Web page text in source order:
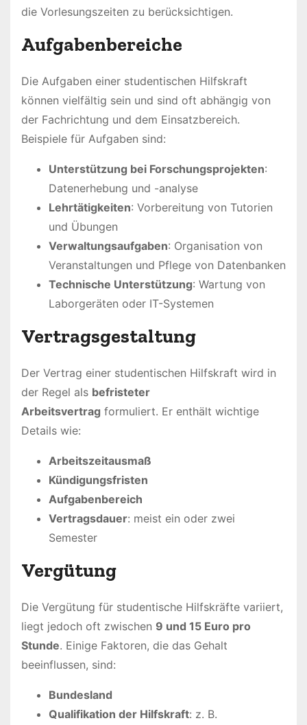
die Vorlesungszeiten zu berücksichtigen.
Aufgabenbereiche
Die Aufgaben einer studentischen Hilfskraft
können vielfältig sein und sind oft abhängig von
der Fachrichtung und dem Einsatzbereich.
Beispiele für Aufgaben sind:
Unterstützung bei Forschungsprojekten:
Datenerhebung und -analyse
Lehrtätigkeiten: Vorbereitung von Tutorien
und Übungen
Verwaltungsaufgaben: Organisation von
Veranstaltungen und Pflege von Datenbanken
Technische Unterstützung: Wartung von
Laborgeräten oder IT-Systemen
Vertragsgestaltung
Der Vertrag einer studentischen Hilfskraft wird in
der Regel als befristeter
Arbeitsvertrag formuliert. Er enthält wichtige
Details wie:
Arbeitszeitausmaß
Kündigungsfristen
Aufgabenbereich
Vertragsdauer: meist ein oder zwei
Semester
Vergütung
Die Vergütung für studentische Hilfskräfte variiert,
liegt jedoch oft zwischen 9 und 15 Euro pro
Stunde. Einige Faktoren, die das Gehalt
beeinflussen, sind:
Bundesland
Qualifikation der Hilfskraft: z. B.